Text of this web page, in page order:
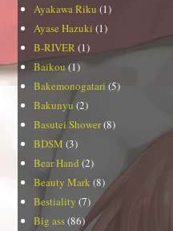
Ayakawa Riku (1)
Ayase Hazuki (1)
B-RIVER (1)
Baikou(1)
Bakemonogatari (5)
Bakunyu (2)
Basutei Shower(8)
BDSM (3)
Bear Hand (2)
Beauty Mark (8)
Bestiality (7)
Big ass(86)